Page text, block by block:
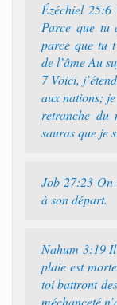
Ézéchiel
Parce que tu
parce que tu
de l’âme Au
7 Voici,
aux nations;
retranche du
sauras que je
Job 27:23 On
à son départ.
Nahum 3:19
plaie est
toi battront
méchanceté